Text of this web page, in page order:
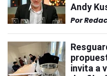
Andy
Por
invita a